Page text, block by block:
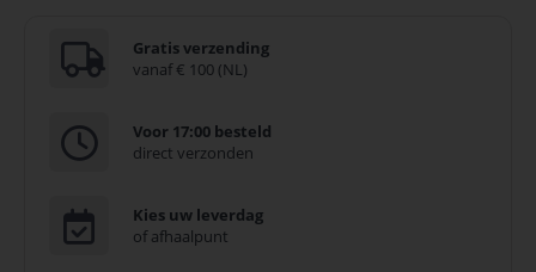
Gratis verzending
vanaf € 100 (NL)
Voor 17:00 besteld
direct verzonden
Kies uw leverdag
of afhaalpunt